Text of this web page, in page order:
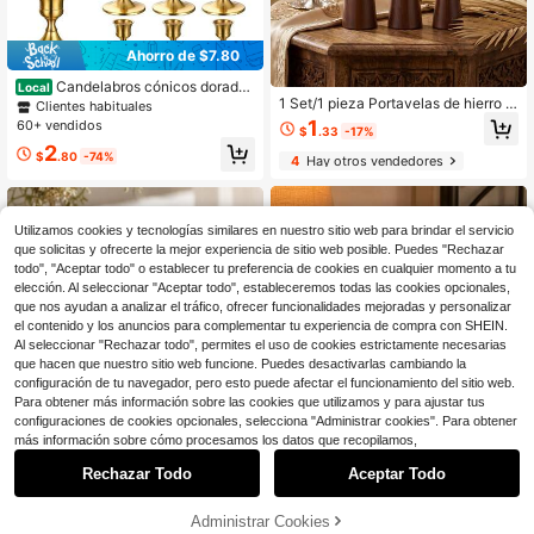
Ahorro de $7.80
Local Candelabros cónicos dorado
s, juego de 2/4/6 piezas, candelabr
os de metal vintage adecuados par
medor o decoración de chimeneas
Clientes habituales
60+ vendidos
$2.80 -74%
e] Vela aromática de vainilla elegan
te | Tarro redondo de cera de soja c
o para hogar, hotel, decoración de b
¡Casi agotado!
100+ vendidos
1 Set/1 pieza Portavelas de hierro d
e pie alto, base de vela de aromater
apia de estilo lujoso de Oriente Med
io, adecuado para decoración de m
esa de comedor/dormitorio/ambient
e de cena a la luz de las velas, base
de vela de aromaterapia minimalist
e ambiente para boda/cena a la luz
de las velas/fiesta de cumpleaños,
decoración de aromaterapia sin hu
mo, adecuado para decoración de c
entro de mesa, decoración de mesa
de cena a la luz de las velas, decor
ación del hogar, decoración de la h
abitación, regalo para mejores amig
os, pequeños regalos para fiesta de
bebé, difusor de aromaterapia, mue
bles de dormitorio, coordinación de
aniversario de boda, artesanías dec
orativas, decoración de cocina, vel
a de aromaterapia
$1 .33 -17%
4Hay otros vendedores
Pedestal de Calabaza Blanca en C
ra Velas de Té Estándar, Decoración
1
0
Utilizamos cookies y tecnologías similares en nuestro sitio web para brindar el servicio
que solicitas y ofrecerte la mejor experiencia de sitio web posible. Puedes "Rechazar
todo", "Aceptar todo" o establecer tu preferencia de cookies en cualquier momento a tu
elección. Al seleccionar "Aceptar todo", estableceremos todas las cookies opcionales,
que nos ayudan a analizar el tráfico, ofrecer funcionalidades mejoradas y personalizar
el contenido y los anuncios para complementar tu experiencia de compra con SHEIN.
Al seleccionar "Rechazar todo", permites el uso de cookies estrictamente necesarias
que hacen que nuestro sitio web funcione. Puedes desactivarlas cambiando la
configuración de tu navegador, pero esto puede afectar el funcionamiento del sitio web.
Para obtener más información sobre las cookies que utilizamos y para ajustar tus
configuraciones de cookies opcionales, selecciona "Administrar cookies". Para obtener
más información sobre cómo procesamos los datos que recopilamos,
Rechazar Todo Aceptar Todo
Administrar Cookies